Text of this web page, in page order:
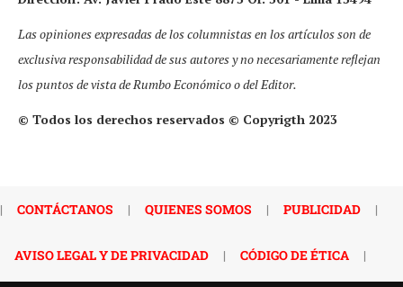
Las opiniones expresadas de los columnistas en los artículos son de
exclusiva responsabilidad de sus autores y no necesariamente reflejan
los puntos de vista de Rumbo Económico o del Editor.
© Todos los derechos reservados © Copyrigth 2023
| CONTÁCTANOS | QUIENES SOMOS | PUBLICIDAD |
AVISO LEGAL Y DE PRIVACIDAD | CÓDIGO DE ÉTICA |